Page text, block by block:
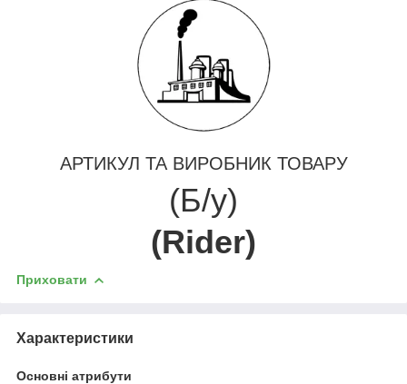
АРТИКУЛ ТА ВИРОБНИК ТОВАРУ
(Б/у)
(Rider)
Приховати
Характеристики
Основні атрибути